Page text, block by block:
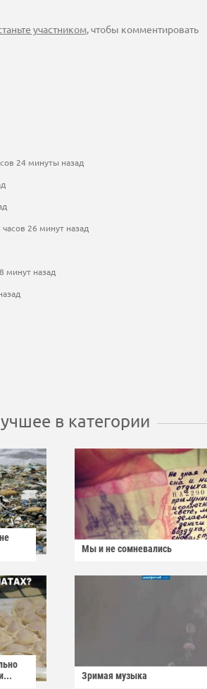
участником, чтобы комментировать
24 минуты назад
26 минут назад
минут назад
в категории
Мы и не сомневались
Зримая музыка